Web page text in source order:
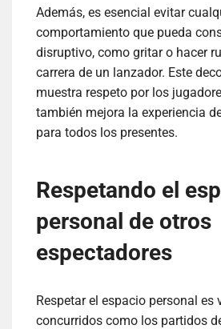
Además, es esencial evitar
comportamiento que pueda
disruptivo, como gritar o hacer
carrera de un lanzador. Este
muestra respeto por los
también mejora la experiencia
para todos los presentes.
Respetando el
personal de otros
espectadores
Respetar el espacio personal es
concurridos como los partidos